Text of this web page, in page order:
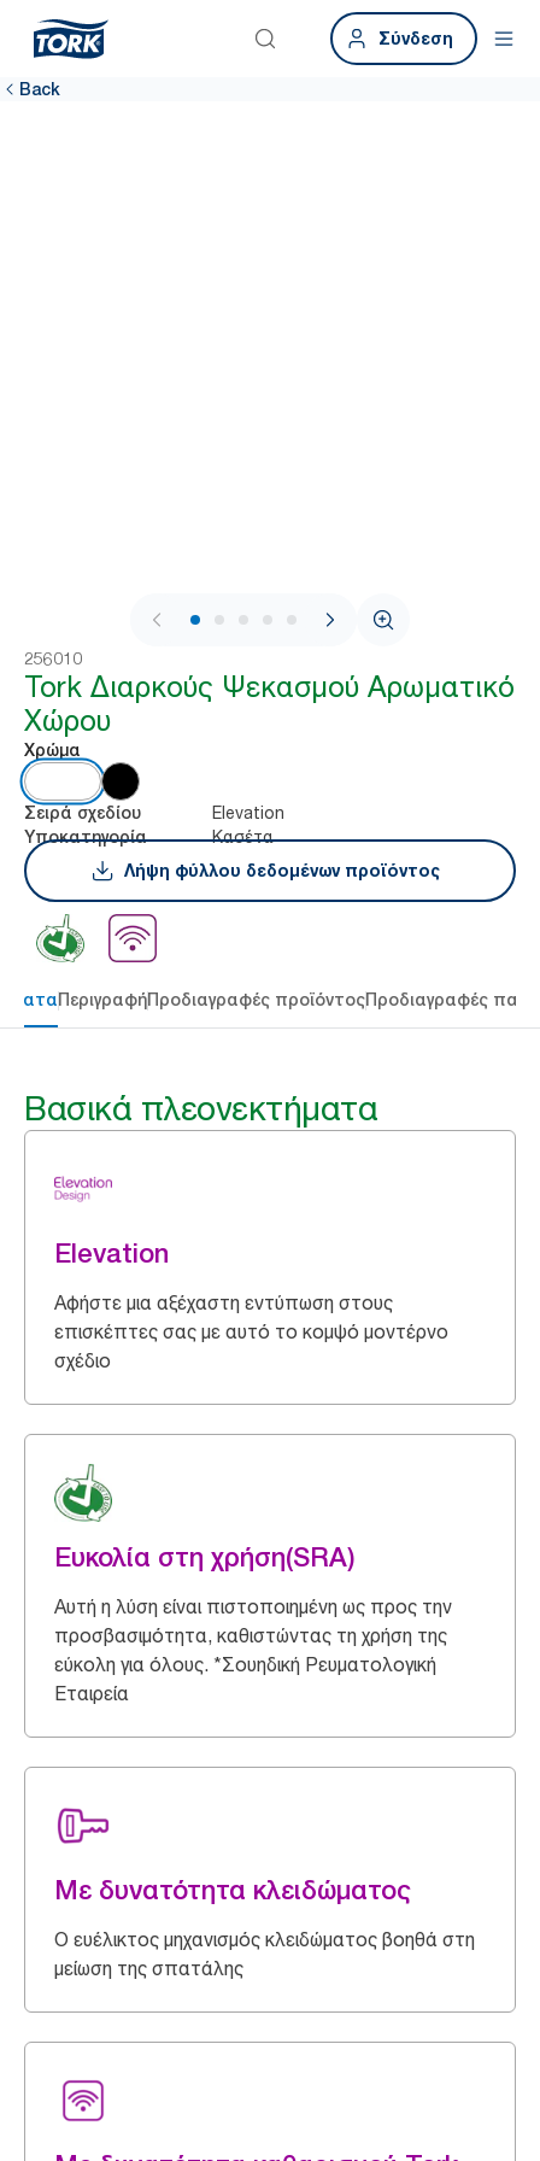
Σύνδεση
Back
1 / 7
256010
Tork Διαρκούς Ψεκασμού Αρωματικό
Χώρου
Χρώμα
Σειρά σχεδίου Elevation
Υποκατηγορία
Κασέτα
Λήψη φύλλου δεδομένων προϊόντος
ΠεριγραφήΠροδιαγραφές προϊόντοςΠροδιαγραφές
Βασικά πλεονεκτήματα
Elevation
Αφήστε μια αξέχαστη εντύπωση στους
επισκέπτες σας με αυτό το κομψό μοντέρνο
σχέδιο
Ευκολία στη χρήση(SRA)
Αυτή η λύση είναι πιστοποιημένη ως προς την
προσβασιμότητα, καθιστώντας τη χρήση της
εύκολη για όλους. *Σουηδική Ρευματολογική
Εταιρεία
Με δυνατότητα κλειδώματος
Ο ευέλικτος μηχανισμός κλειδώματος βοηθά στη
μείωση της σπατάλης